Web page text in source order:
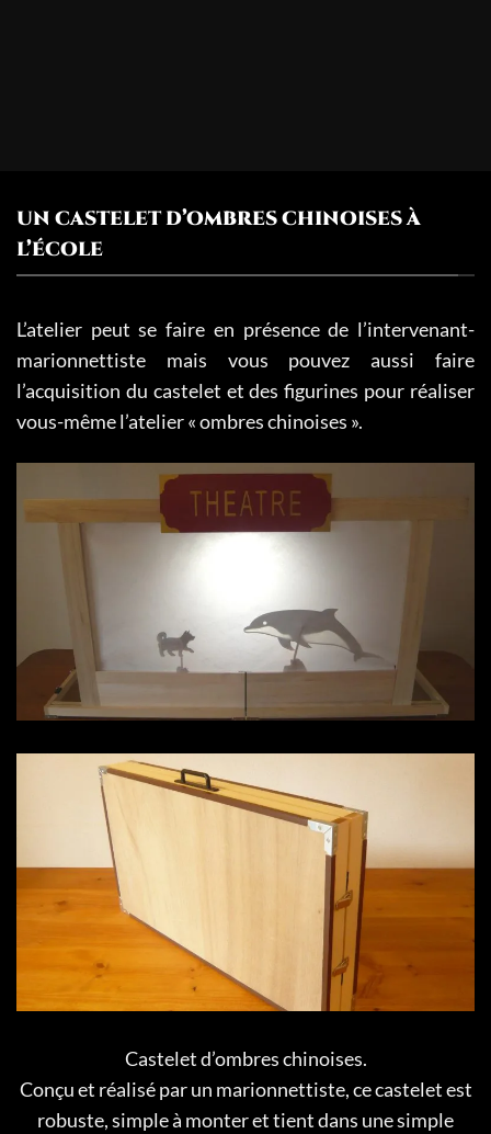
UN CASTELET D’OMBRES CHINOISES À
L’ÉCOLE
L’atelier peut se faire en présence de l’intervenant-
marionnettiste mais vous pouvez aussi faire
l’acquisition du castelet et des figurines pour réaliser
vous-même l’atelier « ombres chinoises ».
Castelet d’ombres chinoises.
Conçu et réalisé par un marionnettiste, ce castelet est
robuste, simple à monter et tient dans une simple